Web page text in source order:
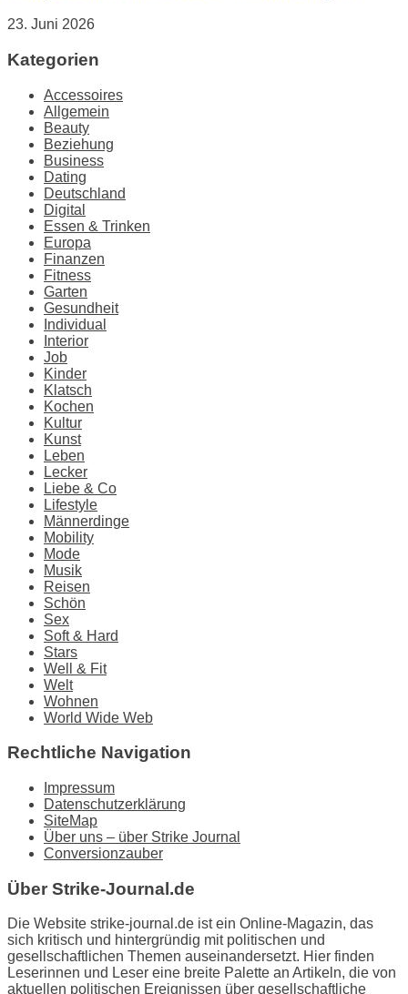
23. Juni 2026
Kategorien
Accessoires
Allgemein
Beauty
Beziehung
Business
Dating
Deutschland
Digital
Essen & Trinken
Europa
Finanzen
Fitness
Garten
Gesundheit
Individual
Interior
Job
Kinder
Klatsch
Kochen
Kultur
Kunst
Leben
Lecker
Liebe & Co
Lifestyle
Männerdinge
Mobility
Mode
Musik
Reisen
Schön
Sex
Soft & Hard
Stars
Well & Fit
Welt
Wohnen
World Wide Web
Rechtliche Navigation
Impressum
Datenschutzerklärung
SiteMap
Über uns – über Strike Journal
Conversionzauber
Über Strike-Journal.de
Die Website strike-journal.de ist ein Online-Magazin, das
sich kritisch und hintergründig mit politischen und
gesellschaftlichen Themen auseinandersetzt. Hier finden
Leserinnen und Leser eine breite Palette an Artikeln, die von
aktuellen politischen Ereignissen über gesellschaftliche